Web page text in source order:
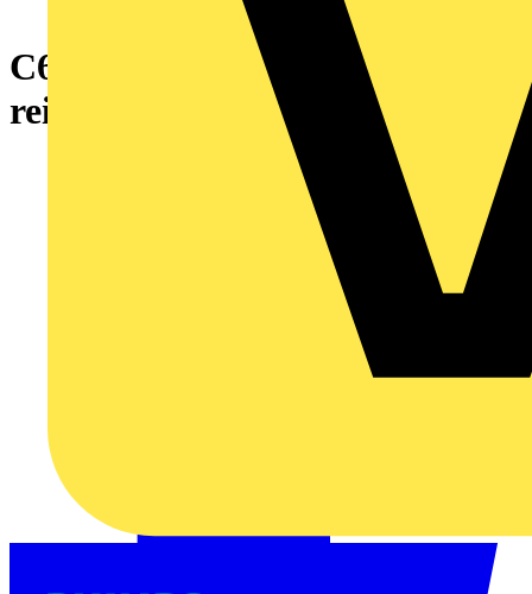
C6Amodul 2 Port 180°M UPk
reinweiß